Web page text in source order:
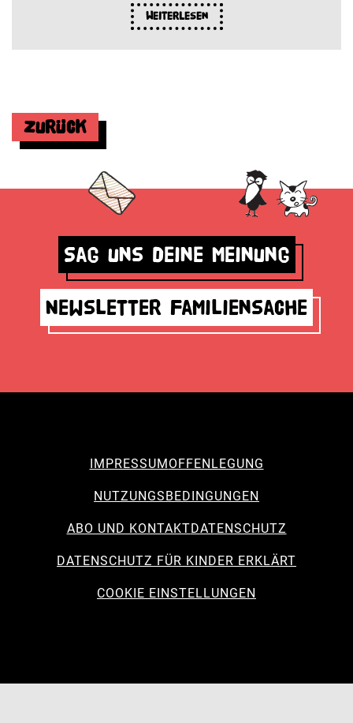
Weiterlesen
Zurück
Sag uns deine Meinung
Newsletter Familiensache
IMPRESSUMOFFENLEGUNG
NUTZUNGSBEDINGUNGEN
ABO UND KONTAKTDATENSCHUTZ
DATENSCHUTZ FÜR KINDER ERKLÄRT
COOKIE EINSTELLUNGEN